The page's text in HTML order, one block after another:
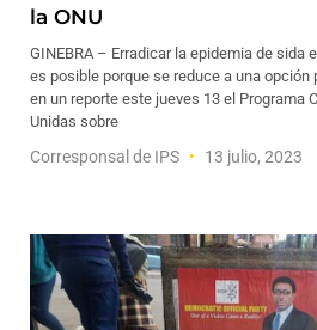
la ONU
GINEBRA – Erradicar la epidemia de sida
es posible porque se reduce a una
en un reporte este jueves 13 el Programa
Unidas sobre
Corresponsal de IPS 13 julio, 2023